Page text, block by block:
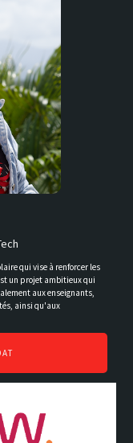
qui vise à renforcer les
un projet ambitieux qui
aux enseignants,
ainsi qu'aux